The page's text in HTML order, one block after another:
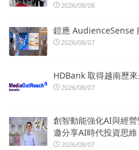
2026/08/08
鎧應 AudienceSense
2026/08/07
HDBank 取得越南歷
2026/08/07
創智動能強化AI與經
邀分享AI時代投資思維
2026/08/07